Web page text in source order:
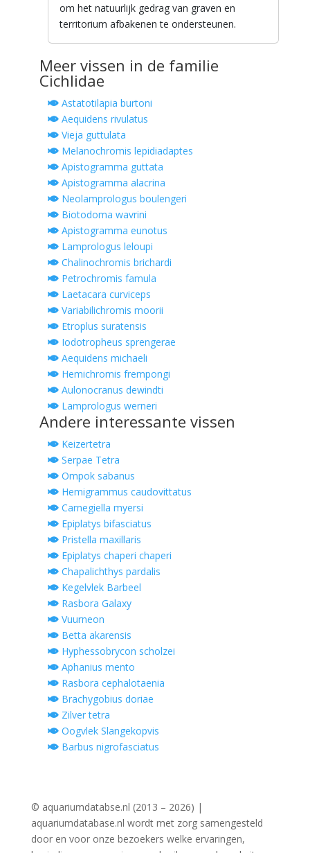
om het natuurlijk gedrag van graven en
territorium afbakenen te ondersteunen.
Meer vissen in de familie
Cichlidae
Astatotilapia burtoni
Aequidens rivulatus
Vieja guttulata
Melanochromis lepidiadaptes
Apistogramma guttata
Apistogramma alacrina
Neolamprologus boulengeri
Biotodoma wavrini
Apistogramma eunotus
Lamprologus leloupi
Chalinochromis brichardi
Petrochromis famula
Laetacara curviceps
Variabilichromis moorii
Etroplus suratensis
Iodotropheus sprengerae
Aequidens michaeli
Hemichromis frempongi
Aulonocranus dewindti
Lamprologus werneri
Andere interessante vissen
Keizertetra
Serpae Tetra
Ompok sabanus
Hemigrammus caudovittatus
Carnegiella myersi
Epiplatys bifasciatus
Pristella maxillaris
Epiplatys chaperi chaperi
Chapalichthys pardalis
Kegelvlek Barbeel
Rasbora Galaxy
Vuurneon
Betta akarensis
Hyphessobrycon scholzei
Aphanius mento
Rasbora cephalotaenia
Brachygobius doriae
Zilver tetra
Oogvlek Slangekopvis
Barbus nigrofasciatus
© aquariumdatabse.nl (2013 – 2026) |
aquariumdatabase.nl wordt met zorg samengesteld
door en voor onze bezoekers welke ervaringen,